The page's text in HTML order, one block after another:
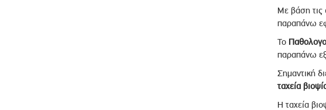
Με βάση τις
παραπάνω
Το
παραπάνω
Σημαντική
ταχεία
Η ταχεία